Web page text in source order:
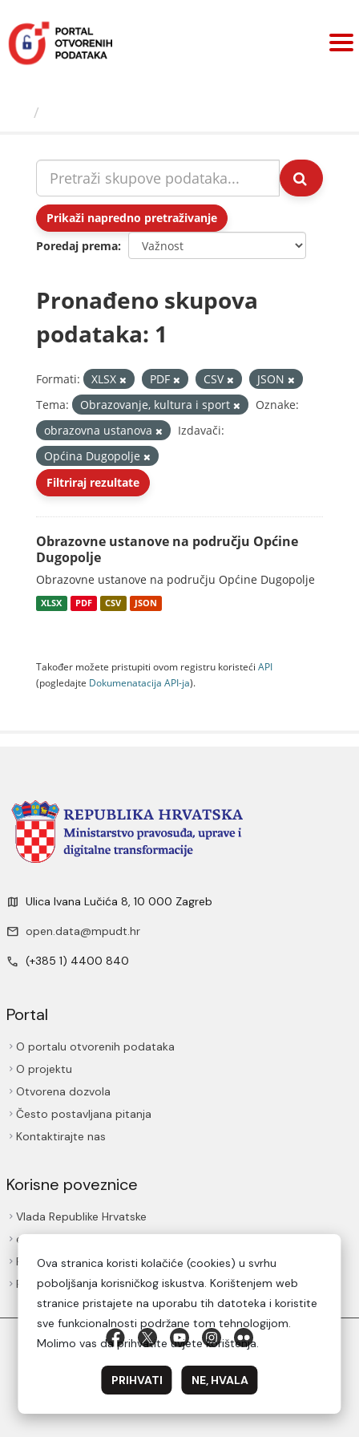
sadržaj
Prikaži napredno pretraživanje
Poredaj prema
Pronađeno skupova
podataka: 1
Formati: XLSX PDF CSV
JSON
Tema:
Obrazovanje, kultura i sport
Oznake:
obrazovna ustanova
Izdavači:
Općina Dugopolje
Filtriraj rezultate
Obrazovne ustanove na području Općine
Dugopolje
Obrazovne ustanove na području Općine Dugopolje
XLSX PDF CSV JSON
Također možete pristupiti ovom registru koristeći API
(pogledajte Dokumenаtаcijа API-jа).